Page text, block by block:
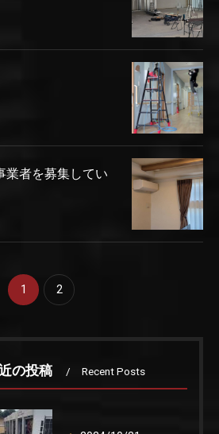
業者を募集してい
1 2
の投稿 Recent Posts